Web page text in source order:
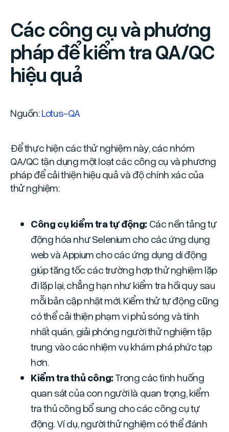
Các công cụ và phương
pháp để kiểm tra QA/QC
hiệu quả
Nguồn:Lotus-QA
Để thực hiện các thử nghiệm này, các nhóm
QA/QC tận dụng một loạt các công cụ và phương
pháp để cải thiện hiệu quả và độ chính xác của
thử nghiệm:
Công cụ kiểm tra tự động: Các nền tảng tự
động hóa như Selenium cho các ứng dụng
web và Appium cho các ứng dụng di động
giúp tăng tốc các trường hợp thử nghiệm lặp
đi lặp lại, chẳng hạn như kiểm tra hồi quy sau
mỗi bản cập nhật mới. Kiểm thử tự động cũng
có thể cải thiện phạm vi phủ sóng và tính
nhất quán, giải phóng người thử nghiệm tập
trung vào các nhiệm vụ khám phá phức tạp
hơn.
Kiểm tra thủ công: Trong các tình huống
quan sát của con người là quan trọng, kiểm
tra thủ công bổ sung cho các công cụ tự
động. Ví dụ, người thử nghiệm có thể đánh